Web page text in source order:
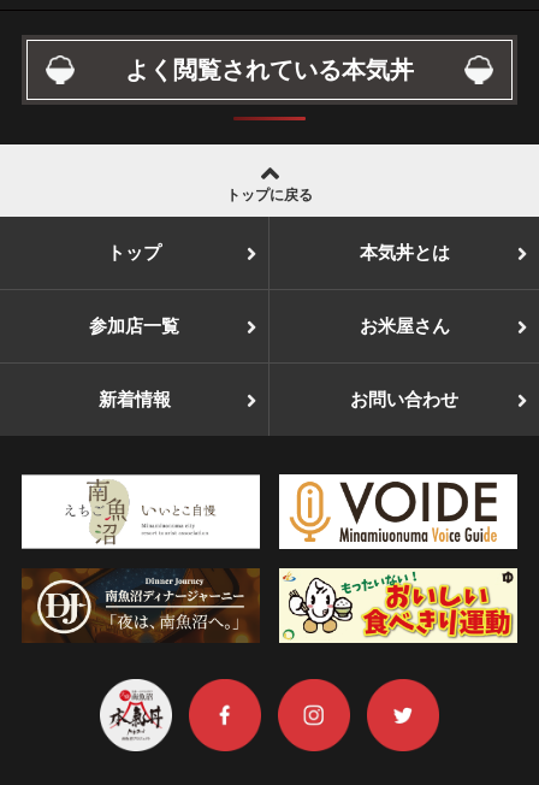
よく閲覧されている本気丼
トップに戻る
トップ 本気丼とは
参加店一覧 お米屋さん
新着情報 お問い合わせ